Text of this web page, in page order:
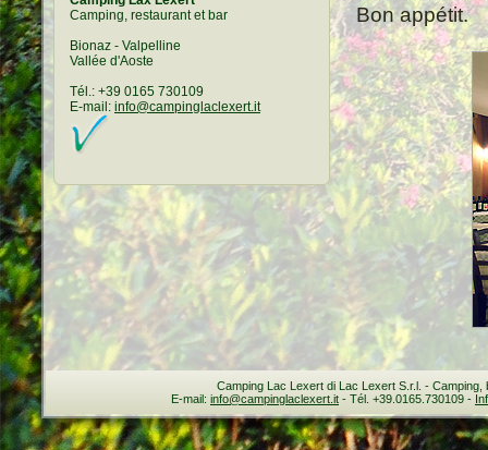
Camping, restaurant et bar
Bionaz - Valpelline
Vallée d'Aoste
Tél.: +39 0165 730109
E-mail: info@campinglaclexert.it
Bon appétit.
Camping Lac Lexert di Lac Lexert S.r.l. -
E-mail: info@campinglaclexert.it - Tél. +39.0165.730109 -